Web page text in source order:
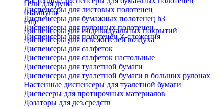
Гели для душа
Шампуни
Диспенсеры для листовых полотенец
Диспенсеры для бумажных полотенец h3
Диспенсеры для рулонных полотенец
Диспенсеры для полотенец Z-сложения
Еще
Диспенсеры для индивидуальных покрытий
Диспенсеры для освежителей воздуха
Диспенсеры для салфеток
Диспенсеры для салфеток настольные
Диспенсеры для туалетной бумаги
Диспенсеры для туалетной бумаги в больших рулонах
Настенные диспенсеры для туалетной бумаги
Диспесеры для протирочных материалов
Дозаторы для дез.средств